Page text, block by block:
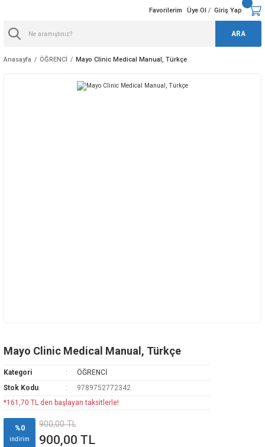
ARA
Favorilerim Üye Ol / Giriş Yap
Anasayfa ÖĞRENCİ Mayo Clinic Medical Manual, Türkçe
Mayo Clinic Medical Manual, Türkçe
Kategori
ÖĞRENCİ
Stok Kodu
9789752772342
*161,70 TL den başlayan taksitlerle!
%0
indirim
900,00 TL
900,00 TL